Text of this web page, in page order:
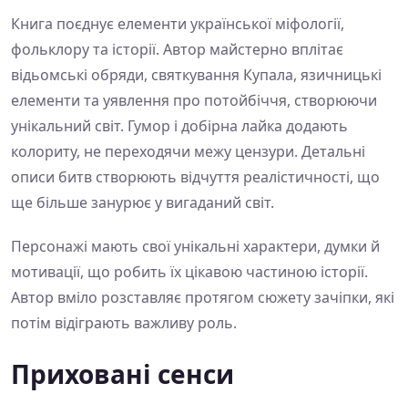
Книга поєднує елементи української міфології,
фольклору та історії. Автор майстерно вплітає
відьомські обряди, святкування Купала, язичницькі
елементи та уявлення про потойбіччя, створюючи
унікальний світ. Гумор і добірна лайка додають
колориту, не переходячи межу цензури. Детальні
описи битв створюють відчуття реалістичності, що
ще більше занурює у вигаданий світ.
Персонажі мають свої унікальні характери, думки й
мотивації, що робить їх цікавою частиною історії.
Автор вміло розставляє протягом сюжету зачіпки, які
потім відіграють важливу роль.
Приховані сенси